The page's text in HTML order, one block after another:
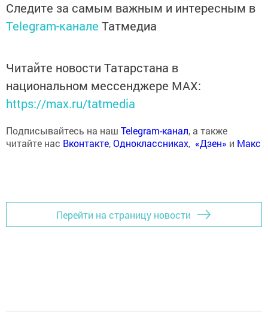
Следите за самым важным и интересным в
Telegram-канале Татмедиа
Читайте новости Татарстана в
национальном мессенджере MАХ:
https://max.ru/tatmedia
Подписывайтесь на наш Telegram-канал, а также
читайте нас Вконтакте,Одноклассниках, «Дзен» и Макс
Перейти на страницу новости